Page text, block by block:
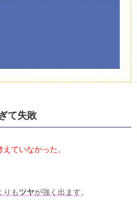
て失敗
ていなかった。
りもツヤが強く出ます。